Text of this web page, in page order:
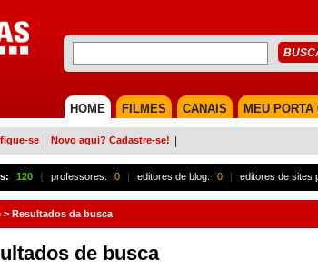
MEU PORTA
CANAIS
FILMES
HOME
se Novo aqui? Cadastre-se!
120 { professores: 0 | editores de blog: 0 | editores de sites
> Resultados da busca
de busca